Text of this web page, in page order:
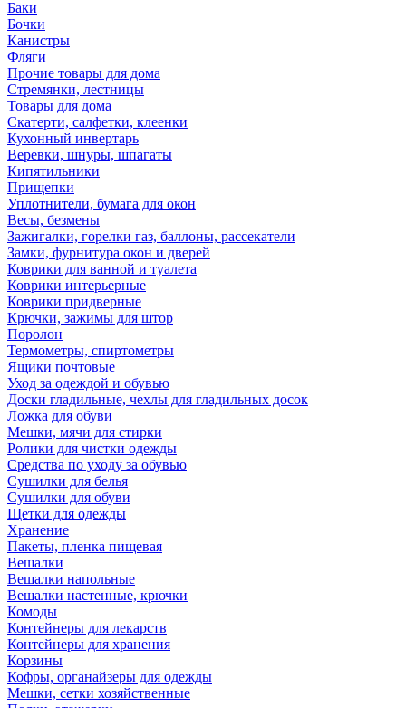
Баки
Бочки
Канистры
Фляги
Прочие товары для дома
Стремянки, лестницы
Товары для дома
Скатерти, салфетки, клеенки
Кухонный инвертарь
Веревки, шнуры, шпагаты
Кипятильники
Прищепки
Уплотнители, бумага для окон
Весы, безмены
Зажигалки, горелки газ, баллоны, рассекатели
Замки, фурнитура окон и дверей
Коврики для ванной и туалета
Коврики интерьерные
Коврики придверные
Крючки, зажимы для штор
Поролон
Термометры, спиртометры
Ящики почтовые
Уход за одеждой и обувью
Доски гладильные, чехлы для гладильных досок
Ложка для обуви
Мешки, мячи для стирки
Ролики для чистки одежды
Средства по уходу за обувью
Сушилки для белья
Сушилки для обуви
Щетки для одежды
Хранение
Пакеты, пленка пищевая
Вешалки
Вешалки напольные
Вешалки настенные, крючки
Комоды
Контейнеры для лекарств
Контейнеры для хранения
Корзины
Кофры, органайзеры для одежды
Мешки, сетки хозяйственные